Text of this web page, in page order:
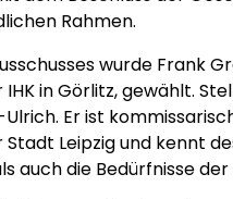
Rahmen.
wurde Frank
in Görlitz, gewählt.
Er ist
Leipzig und kennt
auch die Bedürfnisse